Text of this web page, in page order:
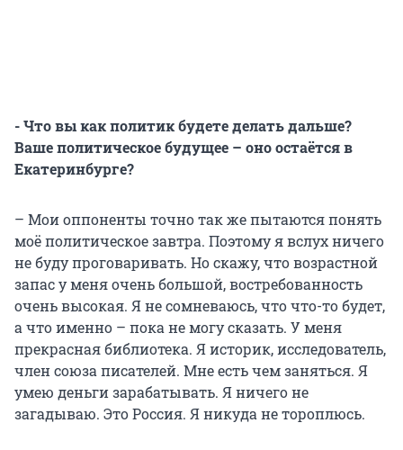
- Что вы как политик будете делать дальше?
Ваше политическое будущее – оно остаётся в
Екатеринбурге?
– Мои оппоненты точно так же пытаются понять
моё политическое завтра. Поэтому я вслух ничего
не буду проговаривать. Но скажу, что возрастной
запас у меня очень большой, востребованность
очень высокая. Я не сомневаюсь, что что-то будет,
а что именно – пока не могу сказать. У меня
прекрасная библиотека. Я историк, исследователь,
член союза писателей. Мне есть чем заняться. Я
умею деньги зарабатывать. Я ничего не
загадываю. Это Россия. Я никуда не тороплюсь.